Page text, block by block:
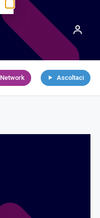
Network Ascoltaci